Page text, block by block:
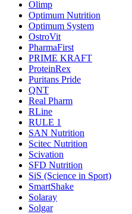
Olimp
Optimum Nutrition
Optimum System
OstroVit
PharmaFirst
PRIME KRAFT
ProteinRex
Puritans Pride
QNT
Real Pharm
RLine
RULE 1
SAN Nutrition
Scitec Nutrition
Scivation
SFD Nutrition
SiS (Science in Sport)
SmartShake
Solaray
Solgar